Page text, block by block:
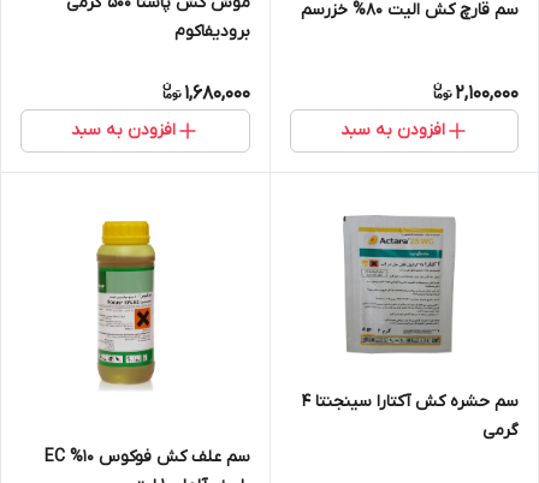
سم قارچ کش الیت 80% خزرسم
2,100,000
افزودن به سبد
برودیفاکوم
1,680,000
افزودن به سبد
سم حشره کش آکتارا سینجنتا 4
گرمی
سم علف کش فوکوس EC %10